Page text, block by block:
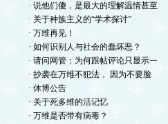
· 说他们傻，是最大的理解温情甚至
· 关于种族主义的“学术探讨”
· 万维再见！
· 如何识别人与社会的蠢坏恶？
· 请问网管；为何跟帖评论只显示一
· 抄袭在万维不犯法， 因为不要脸
· 休博公告
· 关于死多维的活记忆
· 万维是否带有病毒？